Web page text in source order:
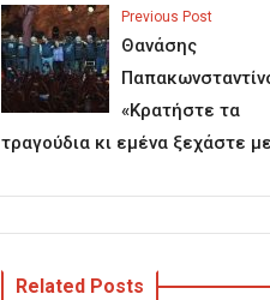
Previous Post
Θανάσης
«Κρατήστε τα
τραγούδια κι εμένα ξεχάστε
Related Posts